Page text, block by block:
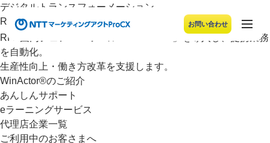
お問い合わせ
メニューの末尾です。Escape キーでメニューを閉じるこ
デジタルトランスフォーメーション
RPAソリューション
RPA国内シェアNo.1ツール「WinActor
」を導入し、提携業務
を自動化。
生産性向上・働き方改革を支援します。
WinActor®のご紹介
あんしんサポート
eラーニングサービス
代理店企業一覧
ご利用中のお客さまへ